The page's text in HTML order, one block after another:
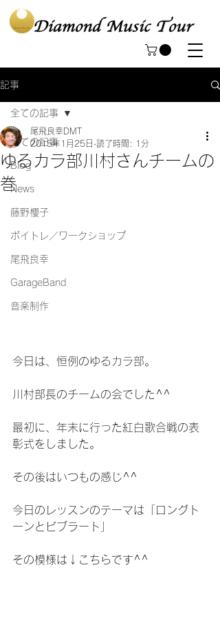
記事
全ての記事
Blog
News
藤野櫻子
ボイトレ／ワークショップ
尾飛良幸
GarageBand
音楽制作
全ての記事
ゆるカラ部川村さんチームの
巻
尾飛良幸DMT
2015年1月25日 読了時間: 1分
今日は、恒例のゆるカラ部。
川村部長のチームの会でした^^
最初に、年末に行った紅白歌合戦の表
彰式をしました。
その後はいつもの感じ^^
今日のレッスンのテーマは「ロングト
ーンとビブラート」
その模様は↓こちらです^^